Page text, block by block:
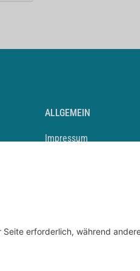
ALLGEMEIN
Impressum